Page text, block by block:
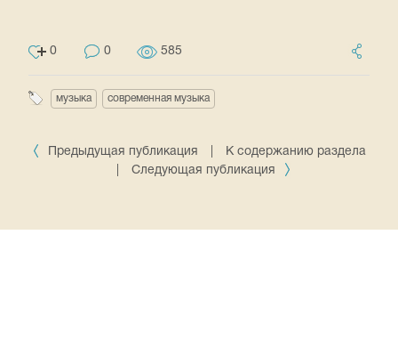
0 0 585
музыка современная музыка
Предыдущая публикация
К содержанию раздела
Следующая публикация